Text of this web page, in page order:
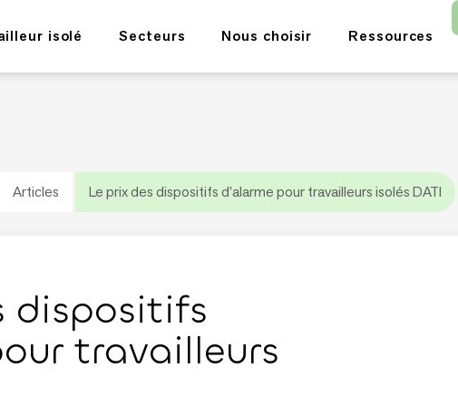
isolé Secteurs Nous choisir Ressources
Articles Le prix des dispositifs d’alarme pour travailleurs isolés DATI
dispositifs
travailleurs